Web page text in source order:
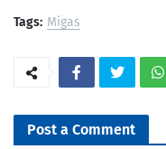
Tags: Migas
Post a Comment